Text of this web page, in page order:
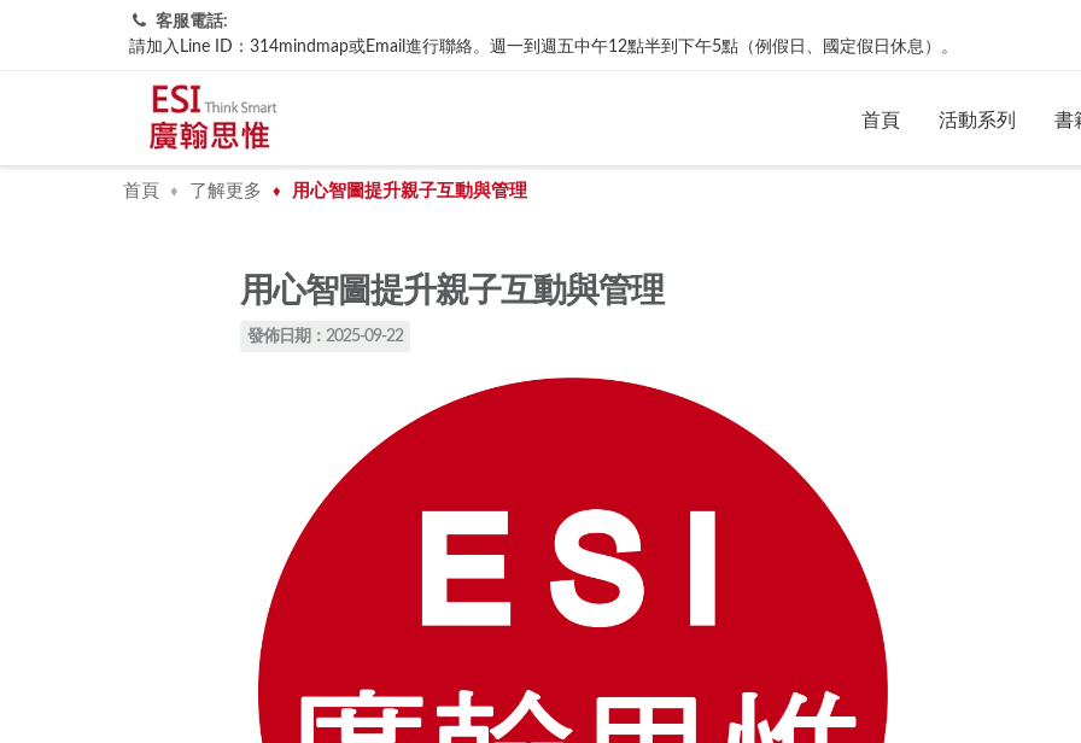
客服電話:
請加入Line ID：314mindmap或Email進行聯絡。週一到週五中午12點半到下午5點（例假日、國定假日休息）。
首頁 活動系列 書
首頁 ♦ 了解更多 ♦ 用心智圖提升親子互動與管理
用心智圖提升親子互動與管理
發佈日期：2025-09-22